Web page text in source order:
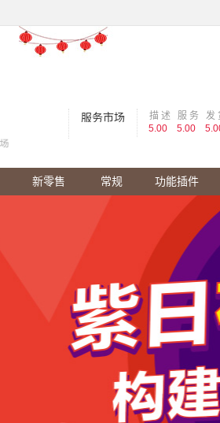
服务市场
描 述
5.00
服 务
5.00
发
新零售 常规 功能插件